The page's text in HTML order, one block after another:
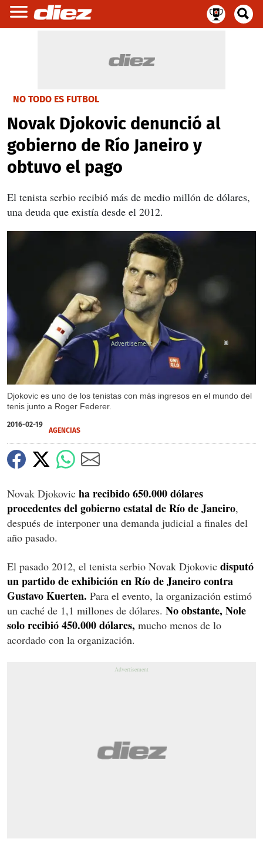
NO TODO ES FUTBOL
Novak Djokovic denunció al
gobierno de Río Janeiro y
obtuvo el pago
El tenista serbio recibió más de medio millón de dólares,
una deuda que existía desde el 2012.
Djokovic es uno de los tenistas con más ingresos en el mundo del
tenis junto a Roger Federer.
X
2016-02-19
AGENCIAS
Novak Djokovic ha recibido 650.000 dólares
procedentes del gobierno estatal de Río de Janeiro,
después de interponer una demanda judicial a finales del
año pasado.
El pasado 2012, el tenista serbio Novak Djokovic disputó
un partido de exhibición en Río de Janeiro contra
Gustavo Kuerten. Para el evento, la organización estimó
un caché de 1,1 millones de dólares. No obstante, Nole
solo recibió 450.000 dólares, mucho menos de lo
acordado con la organización.